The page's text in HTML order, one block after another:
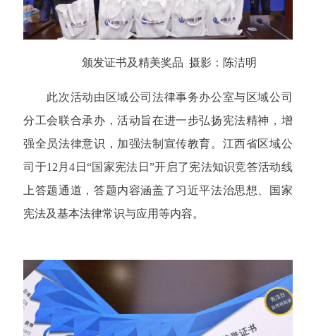
颁发证书及精美奖品 摄影：陈洁明
此次活动由区域公司法律事务办公室与区域公司
分工会联合承办，活动旨在进一步弘扬宪法精神，增
强全员法律意识，加强法制宣传教育。江西省区域公
司于12月4日“国家宪法日”开启了宪法知识竞答活动线
上答题通道，答题内容涵盖了习近平法治思想、国家
宪法及基本法律常识与应用等内容。